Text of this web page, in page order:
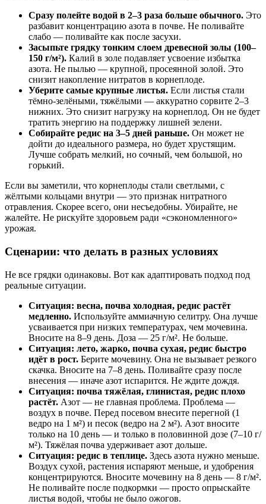
Сразу полейте водой в 2–3 раза больше обычного. Это
разбавит концентрацию азота в почве. Не поливайте
слабо — поливайте как после засухи.
Засыпьте грядку тонким слоем древесной золы (100–
150 г/м²). Калий в золе подавляет усвоение избытка
азота. Не пылью — крупной, просеянной золой. Это
снизит накопление нитратов в корнеплоде.
Уберите самые крупные листья. Если листья стали
тёмно-зелёными, тяжёлыми — аккуратно сорвите 2–3
нижних. Это снизит нагрузку на корнеплод. Он не будет
тратить энергию на поддержку лишней зелени.
Собирайте редис на 3–5 дней раньше. Он может не
дойти до идеального размера, но будет хрустящим.
Лучше собрать мелкий, но сочный, чем большой, но
горький.
Если вы заметили, что корнеплоды стали светлыми, с
жёлтыми кольцами внутри — это признак нитратного
отравления. Скорее всего, они несъедобны. Убирайте, не
жалейте. Не рискуйте здоровьем ради «сэкономленного»
урожая.
Сценарии: что делать в разных условиях
Не все грядки одинаковы. Вот как адаптировать подход под
реальные ситуации.
Ситуация: весна, почва холодная, редис растёт
медленно. Используйте аммиачную селитру. Она лучше
усваивается при низких температурах, чем мочевина.
Вносите на 8–9 день. Доза — 25 г/м². Не больше.
Ситуация: лето, жарко, почва сухая, редис быстро
идёт в рост. Берите мочевину. Она не вызывает резкого
скачка. Вносите на 7–8 день. Поливайте сразу после
внесения — иначе азот испарится. Не ждите дождя.
Ситуация: почва тяжёлая, глинистая, редис плохо
растёт. Азот — не главная проблема. Проблема —
воздух в почве. Перед посевом внесите перегной (1
ведро на 1 м²) и песок (ведро на 2 м²). Азот вносите
только на 10 день — и только в половинной дозе (7–10 г/
м²). Тяжёлая почва удерживает азот дольше.
Ситуация: редис в теплице. Здесь азота нужно меньше.
Воздух сухой, растения испаряют меньше, и удобрения
концентрируются. Вносите мочевину на 8 день — 8 г/м².
Не поливайте после подкормки — просто опрыскайте
листья водой, чтобы не было ожогов.